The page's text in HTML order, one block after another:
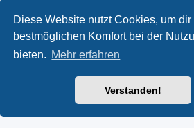
Diese Website nutzt Cookies, um dir
bestmöglichen Komfort bei der
bieten. Mehr erfahren
Verstanden!